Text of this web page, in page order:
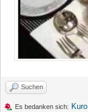
Suchen
Es bedanken sich: Kuro